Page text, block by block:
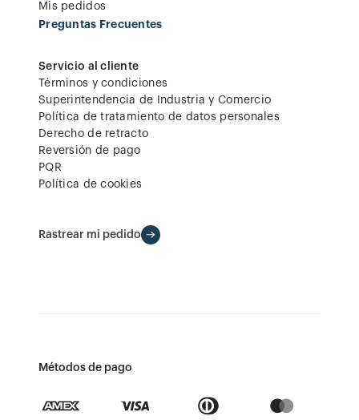
Mis pedidos
Preguntas Frecuentes
Servicio al cliente
Términos y condiciones
Superintendencia de Industria y Comercio
Política de tratamiento de datos personales
Derecho de retracto
Reversión de pago
PQR
Política de cookies
Rastrear mi pedido
Métodos de pago